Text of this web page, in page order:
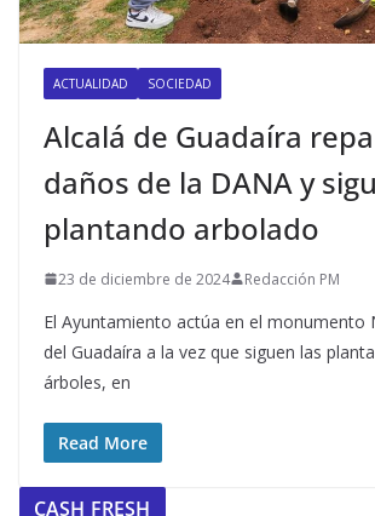
ACTUALIDAD SOCIEDAD
Alcalá de Guadaíra
daños de la DANA y
plantando arbolado
23 de diciembre de 2024 Redacción PM
El Ayuntamiento actúa en el monumento
del Guadaíra a la vez que siguen las
árboles, en
Read More
CASH FRESH